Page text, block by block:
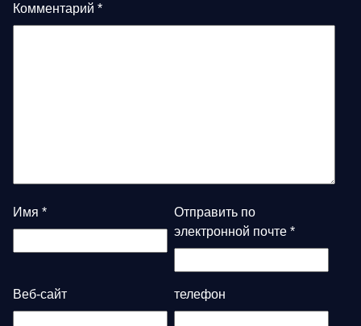
Комментарий *
Имя *
Отправить по
электронной почте *
Веб-сайт телефон